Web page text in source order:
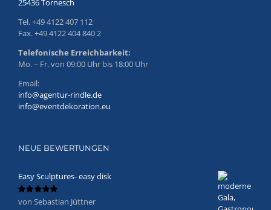
25436 Tornesch
Tel. +49 4122 407 112
Fax. +49 4122 404 840 2
Telefonische Erreichbarkeit:
Mo. – Fr. von 09:00 Uhr bis 18:00 Uhr
Email:
info@agentur-rindle.de
info@eventdekoration.eu
NEUE BEWERTUNGEN
Easy Sculptures- easy disk
Bewertet
von Sebastian Jüttner